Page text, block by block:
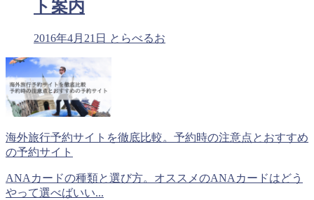
ト案内
2016年4月21日 とらべるお
海外旅行予約サイトを徹底比較。予約時の注意点とおすすめ
の予約サイト
ANAカードの種類と選び方。オススメのANAカードはどう
やって選べばいい...